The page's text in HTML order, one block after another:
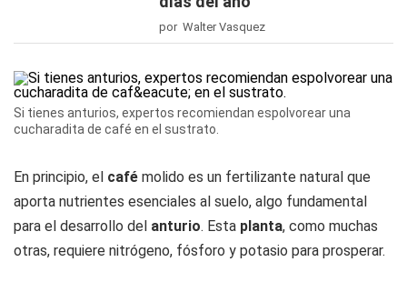
por Walter Vasquez
Si tienes anturios, expertos recomiendan espolvorear una
cucharadita de café en el sustrato.
En principio, el café molido es un fertilizante natural que
aporta nutrientes esenciales al suelo, algo fundamental
para el desarrollo del anturio. Esta planta, como muchas
otras, requiere nitrógeno, fósforo y potasio para prosperar.